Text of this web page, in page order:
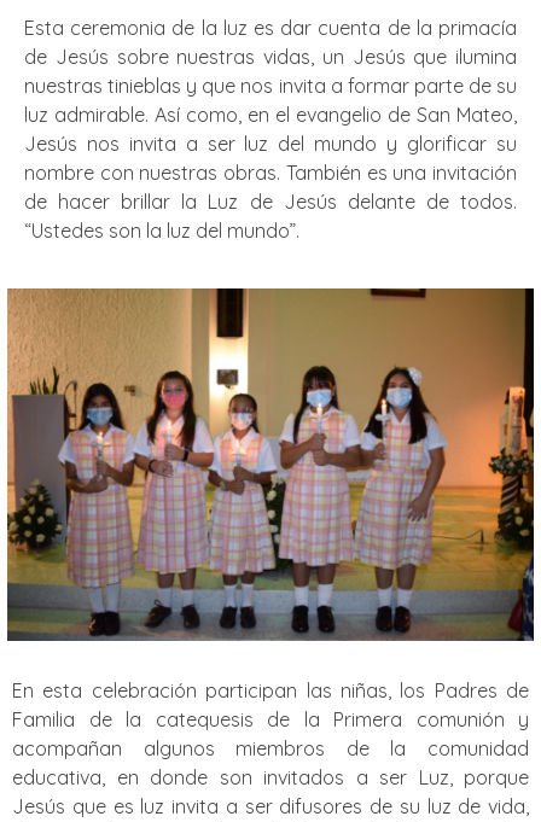
Esta ceremonia de la luz es dar cuenta de la primacía
de Jesús sobre nuestras vidas, un Jesús que ilumina
nuestras tinieblas y que nos invita a formar parte de su
luz admirable. Así como, en el evangelio de San Mateo,
Jesús nos invita a ser luz del mundo y glorificar su
nombre con nuestras obras. También es una invitación
de hacer brillar la Luz de Jesús delante de todos.
“Ustedes son la luz del mundo”.
En esta celebración participan las niñas, los Padres de
Familia de la catequesis de la Primera comunión y
acompañan algunos miembros de la comunidad
educativa, en donde son invitados a ser Luz, porque
Jesús que es luz invita a ser difusores de su luz de vida,